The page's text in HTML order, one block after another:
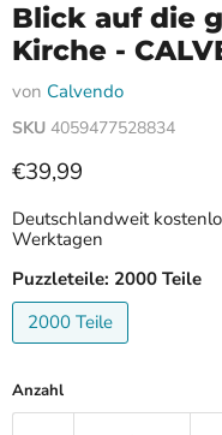
Blick auf die
Kirche -
von Calvendo
SKU 4059477528834
Aktueller Preis
€39,99
Deutschlandweit
Werktagen
Puzzleteile: 2000 Teile
2000 Teile
Anzahl